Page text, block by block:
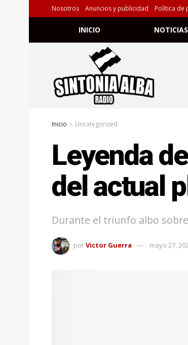
Nosotros Anuncios y publicidad Política de
INICIO NOTICIAS
Inicio Uncategorized
Leyenda
del actual
Durante el triunfo albo
porVictor Guerra mayo 27,